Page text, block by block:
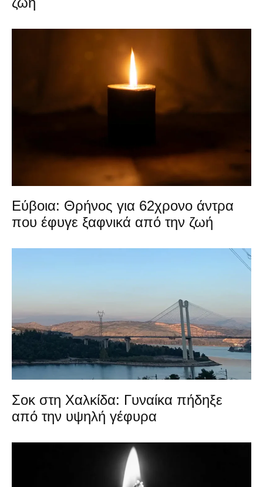
Εύβοια: Θρήνος για 62χρονο άντρα
που έφυγε ξαφνικά από την ζωή
Σοκ στη Χαλκίδα: Γυναίκα πήδηξε
από την υψηλή γέφυρα